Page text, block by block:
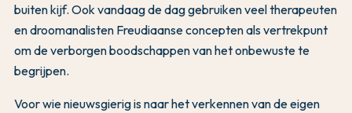
buiten kijf. Ook vandaag de dag gebruiken veel therapeuten
en droomanalisten Freudiaanse concepten als vertrekpunt
om de verborgen boodschappen van het onbewuste te
begrijpen.
Voor wie nieuwsgierig is naar het verkennen van de eigen